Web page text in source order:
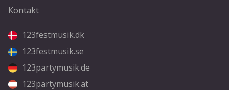
Kontakt
123festmusik.dk
123festmusik.se
123partymusik.de
123partymusik.at